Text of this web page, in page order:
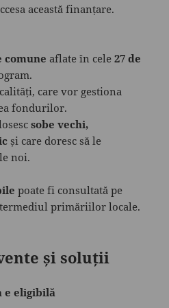
această finanțare.
comune aflate în cele27 de
care vor gestiona
fondurilor.
sobe vechi,
și care doresc să le
noi.
poate fi consultată pe
primăriilor locale.
și soluții
e eligibilă